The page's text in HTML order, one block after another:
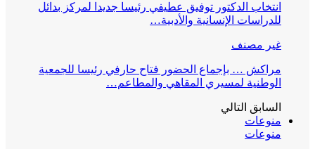
انتخاب الدكتور توفيق عطيفي رئيسا جديدا لمركز بدائل
للدراسات الإنسانية والأدبية…
غير مصنف
مراكش … بإجماع الحضور فتاح حارفي رئيسا للجمعية
الوطنية لمسيري المقاهي والمطاعم…
السابق التالي
منوعات
منوعات